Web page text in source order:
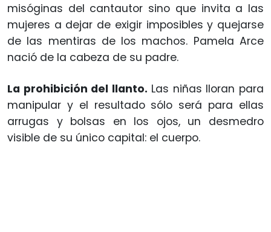
misóginas del cantautor sino que invita a las
mujeres a dejar de exigir imposibles y quejarse
de las mentiras de los machos. Pamela Arce
nació de la cabeza de su padre.
La prohibición del llanto. Las niñas lloran para
manipular y el resultado sólo será para ellas
arrugas y bolsas en los ojos, un desmedro
visible de su único capital: el cuerpo.